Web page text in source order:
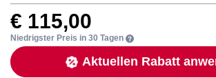
der
Bildgalerie
springen
der
Bildgalerie
springen
€ 115,00
Niedrigster Preis in 30 Tagen
Aktuellen Rabatt